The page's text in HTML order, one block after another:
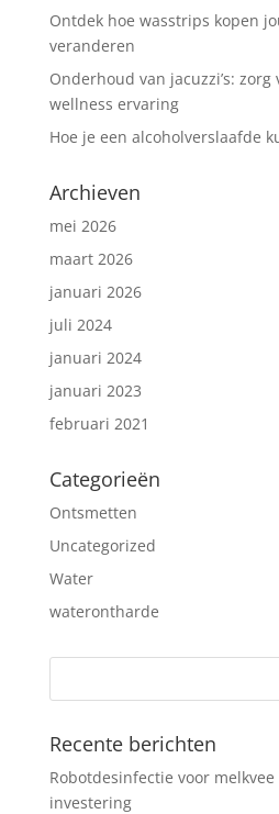
Ontdek hoe wasstrips kopen
veranderen
Onderhoud van jacuzzi’s:
wellness ervaring
Hoe je een alcoholverslaafde
Archieven
mei 2026
maart 2026
januari 2026
juli 2024
januari 2024
januari 2023
februari 2021
Categorieën
Ontsmetten
Uncategorized
Water
waterontharde
Recente berichten
Robotdesinfectie voor
investering